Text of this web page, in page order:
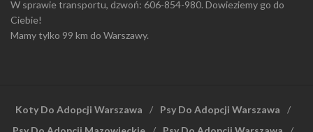
W sprawie transportu, dzwoń: 606-854-980. Dowieziemy go do
Ciebie!
Mamy tylko 99 km do Warszawy.
Koty Do Adopcji Warszawa
Psy Do Adopcji Warszawa